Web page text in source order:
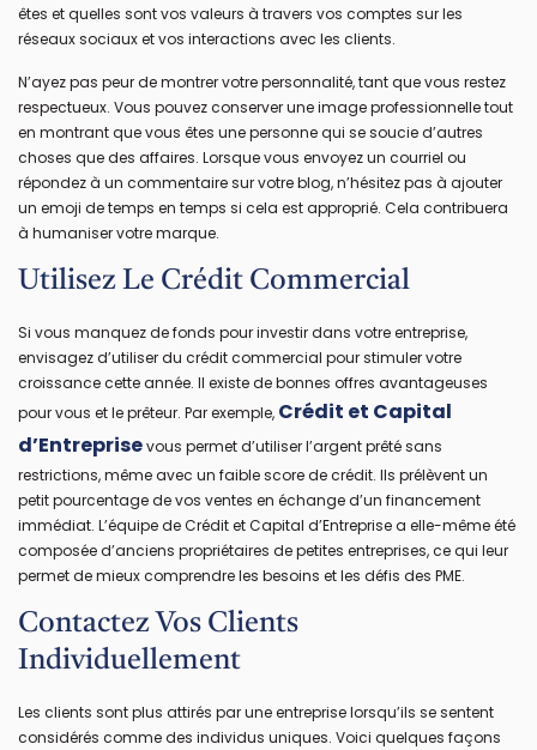
êtes et quelles sont vos valeurs à travers vos comptes sur les
réseaux sociaux et vos interactions avec les clients.
N’ayez pas peur de montrer votre personnalité, tant que vous restez
respectueux. Vous pouvez conserver une image professionnelle tout
en montrant que vous êtes une personne qui se soucie d’autres
choses que des affaires. Lorsque vous envoyez un courriel ou
répondez à un commentaire sur votre blog, n’hésitez pas à ajouter
un emoji de temps en temps si cela est approprié. Cela contribuera
à humaniser votre marque.
Utilisez Le Crédit Commercial
Si vous manquez de fonds pour investir dans votre entreprise,
envisagez d’utiliser du crédit commercial pour stimuler votre
croissance cette année. Il existe de bonnes offres avantageuses
pour vous et le prêteur. Par exemple, Crédit et Capital
d’Entreprisevous permet d’utiliser l’argent prêté sans
restrictions, même avec un faible score de crédit. Ils prélèvent un
petit pourcentage de vos ventes en échange d’un financement
immédiat. L’équipe de Crédit et Capital d’Entreprise a elle-même été
composée d’anciens propriétaires de petites entreprises, ce qui leur
permet de mieux comprendre les besoins et les défis des PME.
Contactez Vos Clients
Individuellement
Les clients sont plus attirés par une entreprise lorsqu’ils se sentent
considérés comme des individus uniques. Voici quelques façons